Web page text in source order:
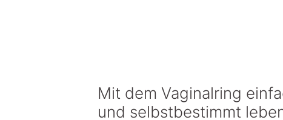
Mit dem Vaginalring
und selbstbestimmt